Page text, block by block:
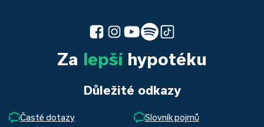
Za lepšíhypotéku
Důležité odkazy
Časté dotazy
Slovník pojmů